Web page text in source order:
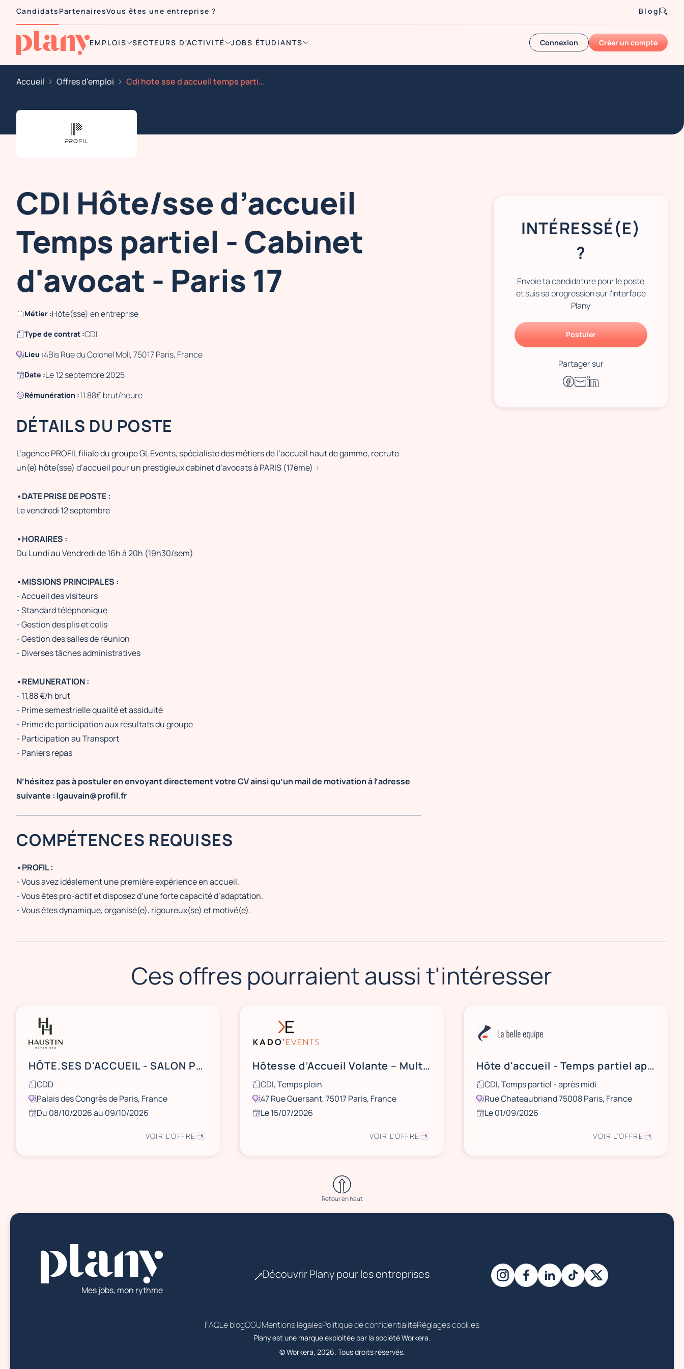
Candidats PartenairesVous êtes une entreprise ? Blog
EMPLOIS SECTEURS D'ACTIVITÉ JOBS ÉTUDIANTS Connexion Créer un compte
Accueil Offres d'emploi Cdi hote sse d accueil temps partiel cabinet d avocat
CDI Hôte/sse d’accueil
Temps partiel - Cabinet
d'avocat - Paris 17
Métier :Hôte(sse) en entreprise
Type de contrat :CDI
Lieu :4Bis Rue du Colonel Moll, 75017 Paris, France
Date :Le 12 septembre 2025
Rémunération :11.88€ brut/heure
DÉTAILS DU POSTE
L’agence PROFIL filiale du groupe GL Events, spécialiste des métiers de l’accueil haut de gamme, recrute
un(e) hôte(sse) d’accueil pour un prestigieux cabinet d’avocats à PARIS (17ème) :
•DATE PRISE DE POSTE :
Le vendredi 12 septembre
•HORAIRES :
Du Lundi au Vendredi de 16h à 20h (19h30/sem)
•MISSIONS PRINCIPALES :
- Accueil des visiteurs
- Standard téléphonique
- Gestion des plis et colis
- Gestion des salles de réunion
- Diverses tâches administratives
•REMUNERATION :
- 11,88 €/h brut
- Prime semestrielle qualité et assiduité
- Prime de participation aux résultats du groupe
- Participation au Transport
- Paniers repas
N’hésitez pas à postuler en envoyant directement votre CV ainsi qu’un mail de motivation à l’adresse
suivante : lgauvain@profil.fr
COMPÉTENCES REQUISES
•PROFIL :
- Vous avez idéalement une première expérience en accueil.
- Vous êtes pro-actif et disposez d’une forte capacité d’adaptation.
- Vous êtes dynamique, organisé(e), rigoureux(se) et motivé(e).
INTÉRESSÉ(E)
?
Envoie ta candidature pour le poste
et suis sa progression sur l'interface
Plany
Postuler
Partager sur
Ces offres pourraient aussi t'intéresser
HÔTE.SES D'ACCUEIL - SALON PRODURABLE - Palais des Congrès de Paris
CDD
Palais des Congrès de Paris, France
Du 08/10/2026 au 09/10/2026
VOIR L'OFFRE
Hôtesse d’Accueil Volante – Multisites
CDI, Temps plein
47 Rue Guersant, 75017 Paris, France
Le 15/07/2026
VOIR L'OFFRE
Hôte d'accueil - Temps partiel après-midi
CDI, Temps partiel - après midi
Rue Chateaubriand 75008 Paris, France
Le 01/09/2026
VOIR L'OFFRE
Retour en haut
Mes jobs, mon rythme
Découvrir Plany pour les entreprises
Plany est une marque exploitée par la société Workera.
© Workera, 2026. Tous droits réservés.
FAQLe blogCGUMentions légalesPolitique de confidentialitéRéglages cookies